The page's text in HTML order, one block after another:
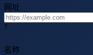
网址
?
名称